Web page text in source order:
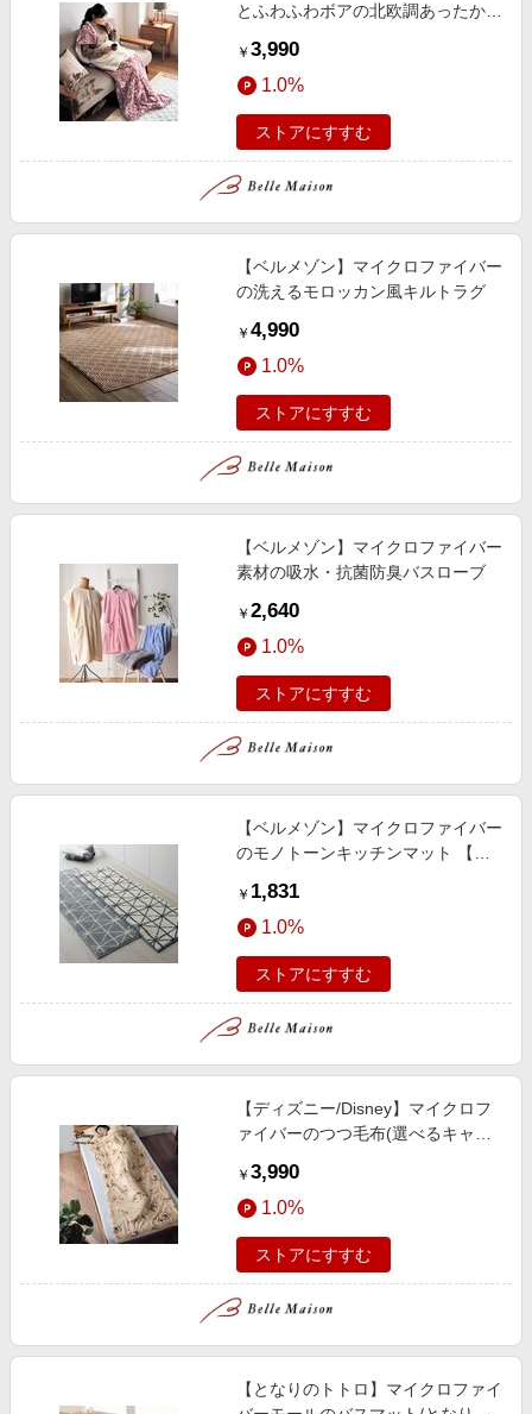
とふわふわボアの北欧調あったかつ
￥ 3,990
1.0%
ストアにすすむ
【ベルメゾン】マイクロファイバー
の洗えるモロッカン風キルトラグ
￥ 4,990
1.0%
ストアにすすむ
【ベルメゾン】マイクロファイバー
素材の吸水・抗菌防臭バスローブ
￥ 2,640
1.0%
ストアにすすむ
【ベルメゾン】マイクロファイバー
のモノトーンキッチンマット 【選
￥ 1,831
1.0%
ストアにすすむ
【ディズニー/Disney】マイクロフ
ァイバーのつつ毛布(選べるキャラ
￥ 3,990
1.0%
ストアにすすむ
【となりのトトロ】マイクロファイ